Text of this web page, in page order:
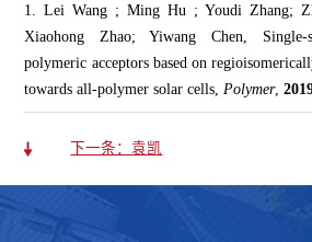
1. Lei Wang ; Ming Hu ; Youdi Zhang;
Xiaohong Zhao; Yiwang Chen, Single-
polymeric acceptors based on
towards all-polymer solar cells,Polymer,
下一条：袁凯